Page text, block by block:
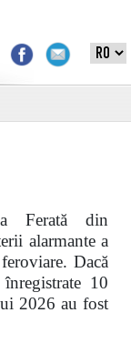
Ferată din
alarmante a
Dacă
10
2026 au fost